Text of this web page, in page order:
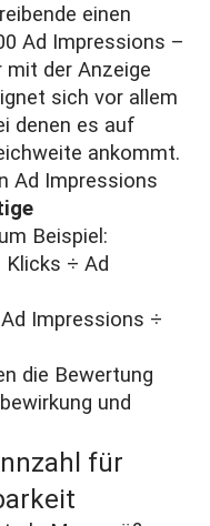
einen
Ad Impressions –
mit der Anzeige
sich vor allem
denen es auf
ankommt.
Ad Impressions
Beispiel:
Klicks ÷ Ad
Impressions ÷
die Bewertung
und
für